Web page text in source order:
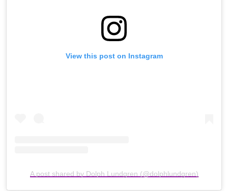
View this post on Instagram
A post shared by Dolph Lundgren (@dolphlundgren)